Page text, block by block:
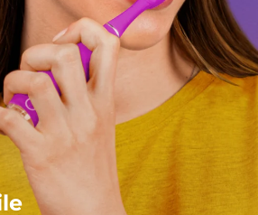
Panel
畅销产品
预计送达日期 8/12/26
预计送达日期8/11/26
预计送达日期 8/11/26
预计送达日期 8/14/26
预计送达日期 8/11/26